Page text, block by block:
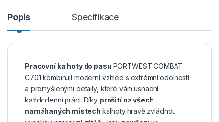
Popis Specifikace
Pracovní kalhoty do pasu PORTWEST COMBAT
C701 kombinují moderní vzhled s extrémní odolností
a promyšlenými detaily, které vám usnadní
každodenní práci. Díky prošití na všech
namáhaných místech kalhoty hravě zvládnou